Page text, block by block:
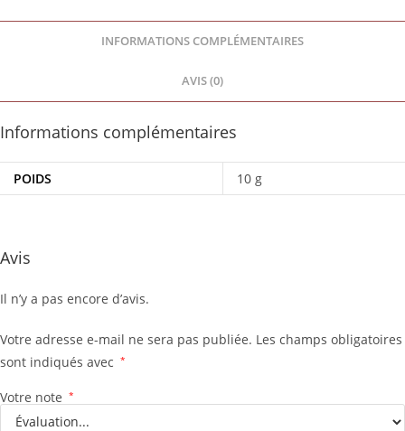
INFORMATIONS COMPLÉMENTAIRES
AVIS (0)
Informations complémentaires
POIDS 10 g
Avis
Il n’y a pas encore d’avis.
Votre adresse e-mail ne sera pas publiée. Les champs obligatoires
sont indiqués avec *
Votre note *